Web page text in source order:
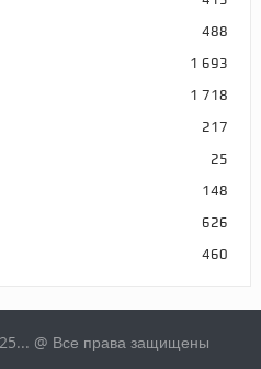
488
1 693
1 718
217
25
148
626
460
@ Все права защищены